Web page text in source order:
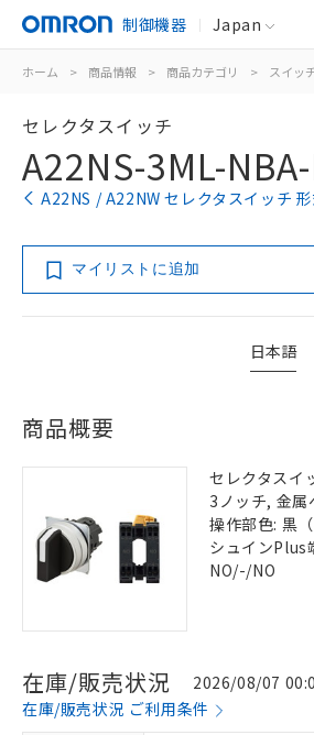
制御機器 Japan
ホーム > 商品情報 > 商品カテゴリ > スイッ
セレクタスイッチ
A22NS-3ML-
A22NS / A22NW セレクタスイッチ
マイリストに追加
日本語
商品概要
セレクタスイ
3ノッチ, 金属
操作部色: 黒
シュインPlus
NO/-/NO
在庫/販売状況
2026/08/07
在庫/販売状況 ご利用条件